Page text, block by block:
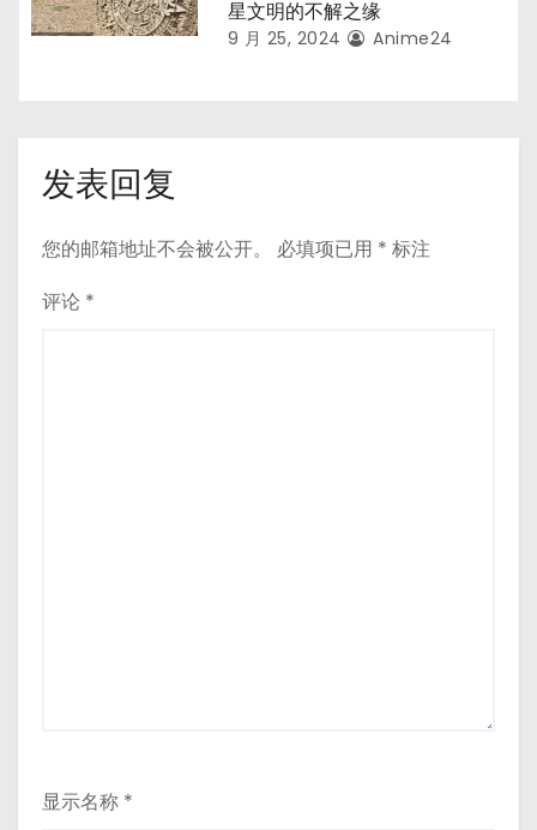
星文明的不解之缘
9 月 25, 2024 Anime24
发表回复
您的邮箱地址不会被公开。 必填项已用 * 标注
评论 *
显示名称 *